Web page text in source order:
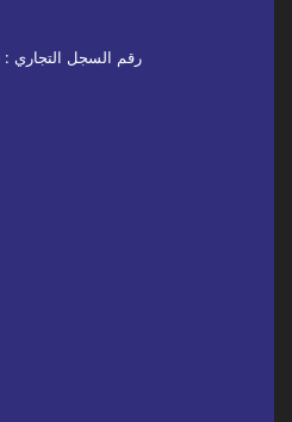
رقم السجل التجاري : 1010794660